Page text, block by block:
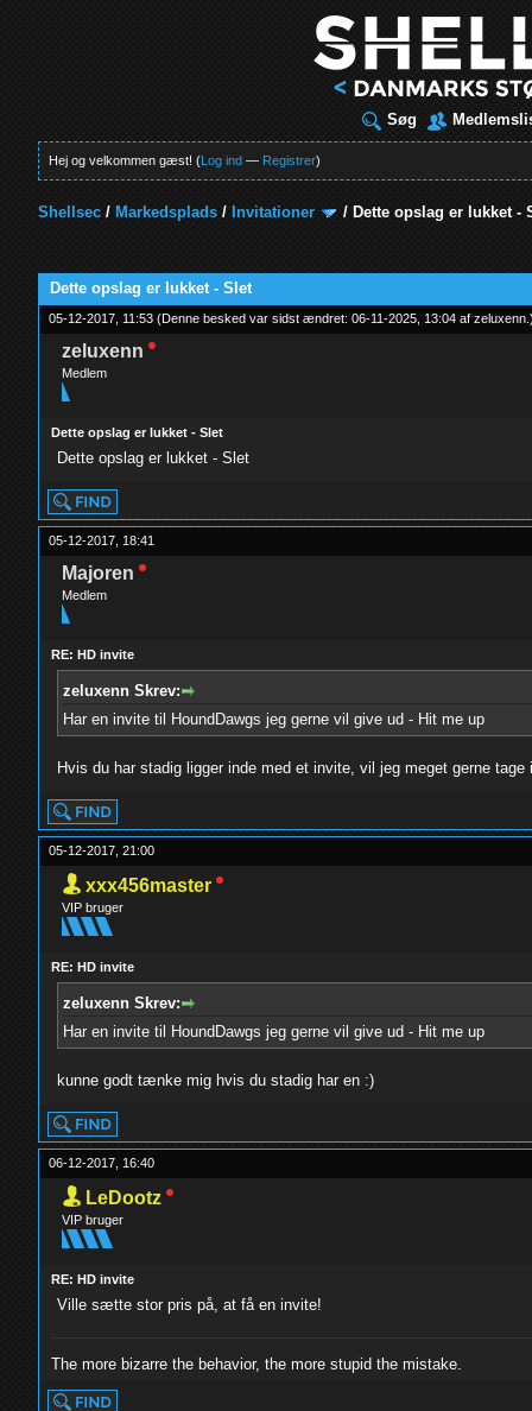
Søg
Hej og velkommen gæst! (Log ind — Registrer)
Shellsec / Markedsplads / Invitationer / Dette opslag er lukket -
Dette opslag er lukket - Slet
05-12-2017, 11:53(Denne besked var sidst ændret: 06-11-2025, 13:04 afzeluxenn .
zeluxenn
Medlem
Dette opslag er lukket - Slet
Dette opslag er lukket - Slet
05-12-2017, 18:41
Majoren
Medlem
RE: HD invite
zeluxenn Skrev:
Har en invite til HoundDawgs jeg gerne vil give ud - Hit me up
Hvis du har stadig ligger inde med et invite, vil jeg meget gerne tage
05-12-2017, 21:00
xxx456master
VIP bruger
RE: HD invite
zeluxenn Skrev:
Har en invite til HoundDawgs jeg gerne vil give ud - Hit me up
kunne godt tænke mig hvis du stadig har en :)
06-12-2017, 16:40
LeDootz
VIP bruger
RE: HD invite
Ville sætte stor pris på, at få en invite!
The more bizarre the behavior, the more stupid the mistake.